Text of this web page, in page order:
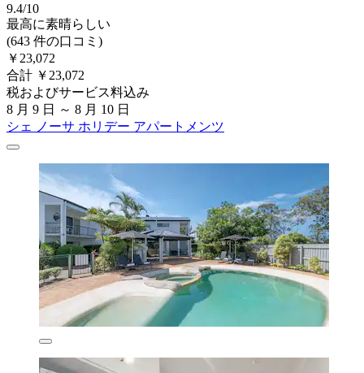
9.4/10
最高に素晴らしい
(643 件の口コミ)
￥23,072
合計 ￥23,072
税およびサービス料込み
8 月 9 日 ～ 8 月 10 日
シェ ノーサ ホリデー アパートメンツ